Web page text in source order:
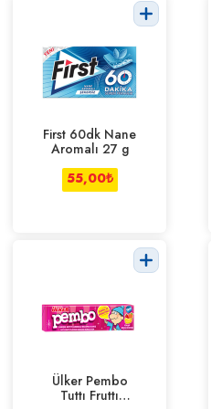
First 60dk Nane
Aromalı 27 g
55,00₺
Ülker Pembo
Tuttı Fruttı